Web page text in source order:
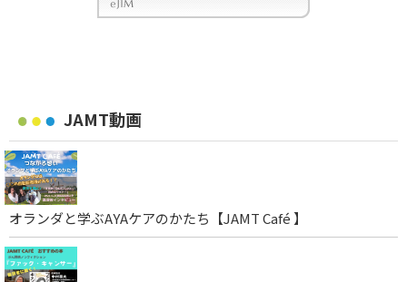
JAMT動画
オランダと学ぶAYAケアのかたち【JAMT Café 】